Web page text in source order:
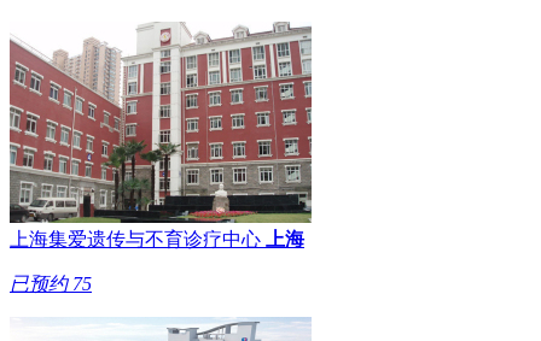
上海集爱遗传与不育诊疗中心 上海
已预约 75